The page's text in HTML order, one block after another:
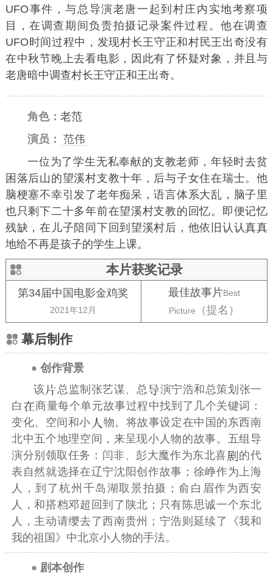
UFO事件，与总导演老唐一起到村庄内实地考察项
目，在调查期间负责拍摄记录案件过程。他在调查
UFO时间过程中，发现村长王守正和村民王出奇没有
在中秋节晚上去看电影，因此有了怀疑对象，并且与
老唐暗中调查村长王守正和王出奇。
角色： 老范
演员： 范伟
一位为了学生无私奉献的支教老师，年轻时去贫
困落后山的望溪村支教十年，后与子女住在瑞士。他
脑梗塞不幸引发了老年痴呆，语言体系大乱，脑子里
也只剩下二十多年前在望溪村支教的回忆。即便记忆
残缺，在儿子陪同下回到望溪村后，他依旧认认真真
地给不再是孩子的学生上课。
本片获奖记录
第34届中国电影金鸡奖
2021年12月
最佳故事片Best
Picture
（提名）
幕后制作
创作背景
该
总监制 张艺谋、总 演宁浩和总策划 张一
白
商量每个单元故事过程中找到了几个关键词：
变化、空间和小
物。将故事设定在中国的东西南
北中五个地理空间，来呈现小人物的故事。五组导
演分别领取任务： 闫非、彭大魔作为东北喜
的代
表自然就选择在辽宁沈阳创作故事； 徐峥作为上海
人，到了杭州千岛湖取景拍摄； 俞白眉作为西安
人，和搭档邓超 回到了 陕北 ；只有 陈思诚一个东北
人，主动请缨去了西南贵州；宁浩则延续了《我和
我的祖国》中北京小人物的手法。
剧本创作